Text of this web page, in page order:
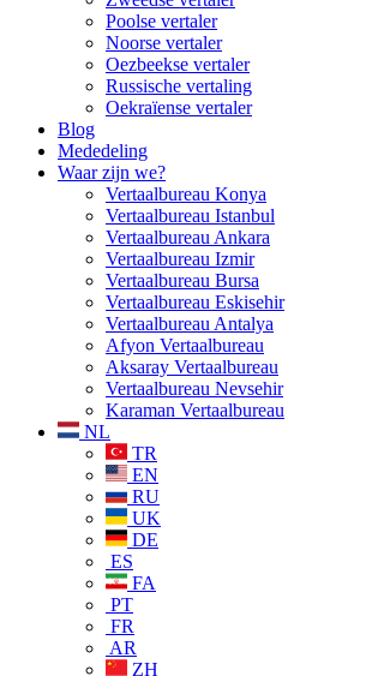
Poolse vertaler
Noorse vertaler
Oezbeekse vertaler
Russische vertaling
Oekraïense vertaler
Blog
Mededeling
Waar zijn we?
Vertaalbureau Konya
Vertaalbureau Istanbul
Vertaalbureau Ankara
Vertaalbureau Izmir
Vertaalbureau Bursa
Vertaalbureau Eskisehir
Vertaalbureau Antalya
Afyon Vertaalbureau
Aksaray Vertaalbureau
Vertaalbureau Nevsehir
Karaman Vertaalbureau
NL
TR
EN
RU
UK
DE
ES
FA
PT
FR
AR
ZH